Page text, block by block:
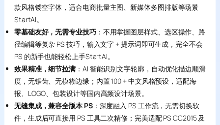
款风格镂空字体，适合电商批量主图、新媒体多图排版等场景
StartAI。
零基础友好，无需专业技巧：不用掌握图层样式、选区操作、路
径编辑等复杂 PS 技巧，输入文字 + 提示词即可生成，完全不会
PS 的新手也能轻松上手StartAI。
效果精准，细节拉满 ：AI 智能识别文字轮廓，自动优化描边顺滑
度，无锯齿、无模糊边缘；内置 100 + 中文风格预设，适配海
报、LOGO、包装设计等国内高频设计场景。
无缝集成，兼容全版本 PS：深度融入 PS 工作流，无需切换软
件，生成后可直接用 PS 工具二次精修；完美适配 PS CC2015 及